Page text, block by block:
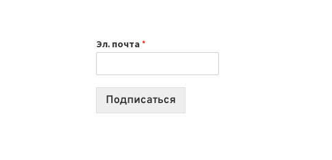
2026:
10
Эл. почта *
Подписаться